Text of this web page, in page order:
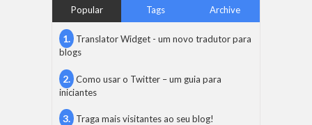
Popular Tags Archive
Translator Widget - um novo tradutor para
blogs
Como usar o Twitter – um guia para
iniciantes
Traga mais visitantes ao seu blog!